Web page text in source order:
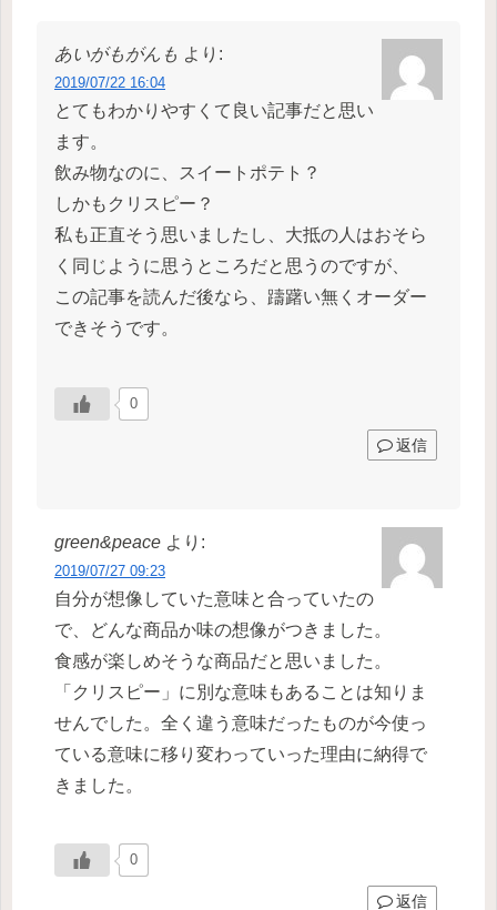
あいがもがんも より:
2019/07/22 16:04
とてもわかりやすくて良い記事だと思い
ます。
飲み物なのに、スイートポテト？
しかもクリスピー？
私も正直そう思いましたし、大抵の人はおそら
く同じように思うところだと思うのですが、
この記事を読んだ後なら、躊躇い無くオーダー
できそうです。
0
返信
green&peace より:
2019/07/27 09:23
自分が想像していた意味と合っていたの
で、どんな商品か味の想像がつきました。
食感が楽しめそうな商品だと思いました。
「クリスピー」に別な意味もあることは知りま
せんでした。全く違う意味だったものが今使っ
ている意味に移り変わっていった理由に納得で
きました。
0
返信